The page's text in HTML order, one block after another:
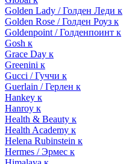
Golden Lady / Голден Леди к
Golden Rose / Голден Роуз к
Goldenpoint / Голденпоинт к
Gosh к
Grace Day к
Greenini к
Gucci / Гуччи к
Guerlain / Герлен к
Hankey к
Hanroy к
Health & Beauty к
Health Academy к
Helena Rubinstein к
Hermes / Эрмес к